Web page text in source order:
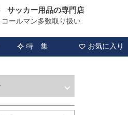
サッカー用品の専門店
ールマン多数取り扱い
特 集 お気に入り